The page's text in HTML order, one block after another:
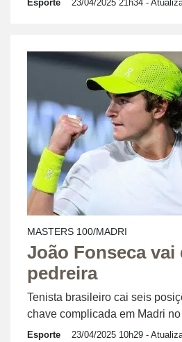
Esporte 23/04/2025 21h34 -
MASTERS 100/MADRI
João Fonseca vai
pedreira
Tenista brasileiro cai seis
chave complicada em Madri
Esporte 23/04/2025 10h29 -